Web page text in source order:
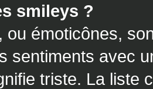
smileys ?
ou émoticônes,
sentiments avec
triste. La liste